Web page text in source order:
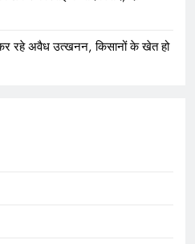
रहे अवैध उत्खनन, किसानों के खेत हो